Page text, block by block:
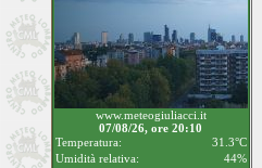
www.meteogiuliacci.it
07/08/26, ore 20:10
Temperatura:
31.3°C
Umidità relativa:
44%